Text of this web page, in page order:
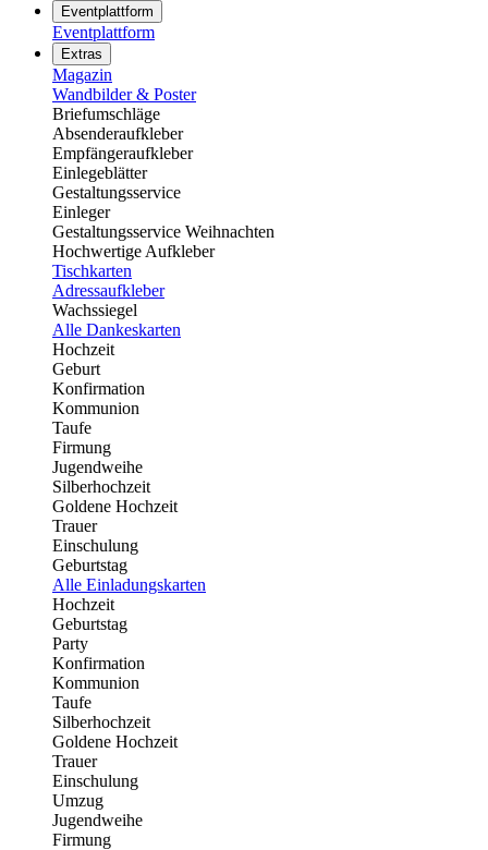
Eventplattform
Eventplattform
Extras
Magazin
Wandbilder & Poster
Briefumschläge
Absenderaufkleber
Empfängeraufkleber
Einlegeblätter
Gestaltungsservice
Einleger
Gestaltungsservice Weihnachten
Hochwertige Aufkleber
Tischkarten
Adressaufkleber
Wachssiegel
Alle Dankeskarten
Hochzeit
Geburt
Konfirmation
Kommunion
Taufe
Firmung
Jugendweihe
Silberhochzeit
Goldene Hochzeit
Trauer
Einschulung
Geburtstag
Alle Einladungskarten
Hochzeit
Geburtstag
Party
Konfirmation
Kommunion
Taufe
Silberhochzeit
Goldene Hochzeit
Trauer
Einschulung
Umzug
Jugendweihe
Firmung